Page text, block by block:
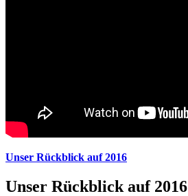
Unser Rückblick auf 2016
Unser Rückblick auf 2016